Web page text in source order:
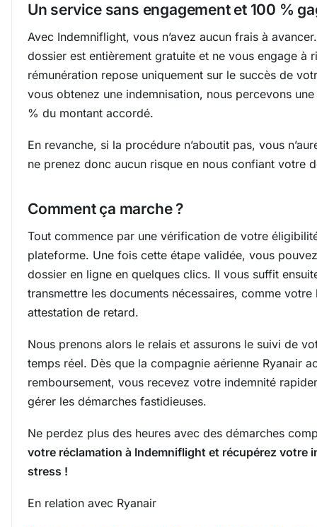
Un service sans engagement et 100 %
Avec Indemniflight, vous n’avez aucun frais à
dossier est entièrement gratuite et ne vous engage à
rémunération repose uniquement sur le succès de
vous obtenez une indemnisation, nous percevons
% du montant accordé.
En revanche, si la procédure n’aboutit pas, vous
ne prenez donc aucun risque en nous confiant votre
Comment ça marche ?
Tout commence par une vérification de votre
plateforme. Une fois cette étape validée, vous
dossier en ligne en quelques clics. Il vous suffit
transmettre les documents nécessaires, comme votre
attestation de retard.
Nous prenons alors le relais et assurons le suivi de
temps réel. Dès que la compagnie aérienne Ryanair
remboursement, vous recevez votre indemnité
gérer les démarches fastidieuses.
Ne perdez plus des heures avec des démarches
votre réclamation à Indemniflight et récupérez votre
stress !
En relation avec Ryanair